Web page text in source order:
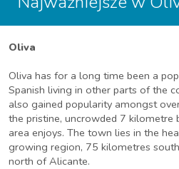
Oliva
Oliva has for a long time been a
Spanish living in other parts of the
also gained popularity amongst
the pristine, uncrowded 7 kilometre
area enjoys. The town lies in the
growing region, 75 kilometres
north of Alicante.